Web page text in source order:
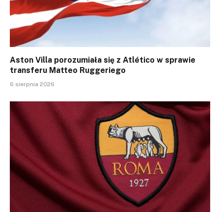
Aston Villa porozumiała się z Atlético w sprawie
transferu Matteo Ruggeriego
6 sierpnia 2026